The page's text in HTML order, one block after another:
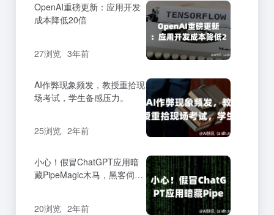
OpenAI重磅更新：应用开发
成本降低20倍
27浏览 3年前
AI作弊现象频发，教授重拾现
场考试，学生备感压力。
25浏览 2年前
小心！假冒ChatGPT应用暗
藏PipeMagic木马，黑客伺机
20浏览 2年前